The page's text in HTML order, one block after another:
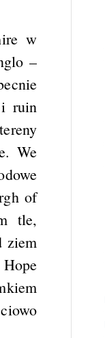
w
–
i ruin
We
of
tle,
ziem